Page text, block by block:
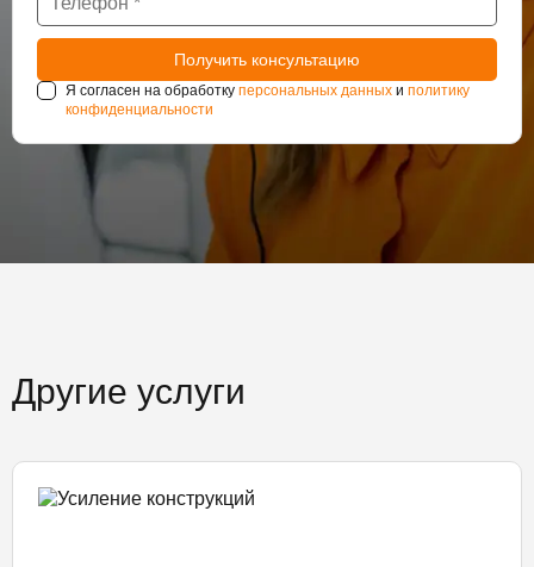
Я согласен на обработку персональных данных и политику
конфиденциальности
Другие услуги